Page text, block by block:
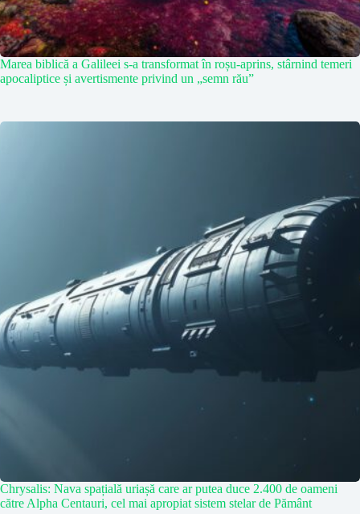
Marea biblică a Galileei s-a transformat în roșu-aprins, stârnind temeri
apocaliptice și avertismente privind un „semn rău”
Chrysalis: Nava spațială uriașă care ar putea duce 2.400 de oameni
către Alpha Centauri, cel mai apropiat sistem stelar de Pământ